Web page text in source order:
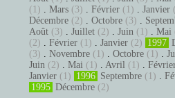
(1) . Mars (3) . Février (1) . Janvier
Décembre (2) . Octobre (3) .
Août (3) . Juillet (2) . Juin (1) . Mai
(2) . Février (1) . Janvier (2) 1997
(3) . Novembre (1) . Octobre (1) .
Juin (2) . Mai (1) . Avril (1) .
Janvier (1) 1996 Septembre (1) .
1995 Décembre (2)